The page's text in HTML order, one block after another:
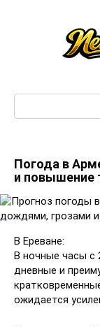
Погода в
и повышение
В Ереване:
В ночные часы с
дневные и
ожидается